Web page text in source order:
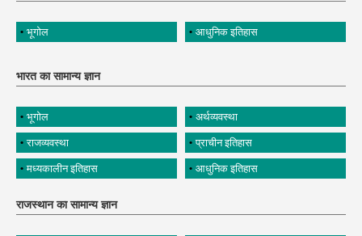
भूगोल आधुनिक इतिहास
भारत का सामान्य ज्ञान
भूगोल
अर्थव्यवस्था
राजव्यवस्था
प्राचीन इतिहास
मध्यकालीन इतिहास
आधुनिक इतिहास
राजस्थान का सामान्य ज्ञान